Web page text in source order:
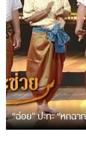
“ฉ่อย” ปะทะ “หกฉ